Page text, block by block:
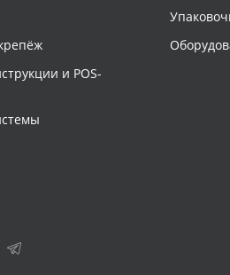
и POS-